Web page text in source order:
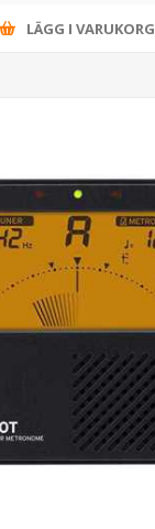
LÄGG I VARUKORG